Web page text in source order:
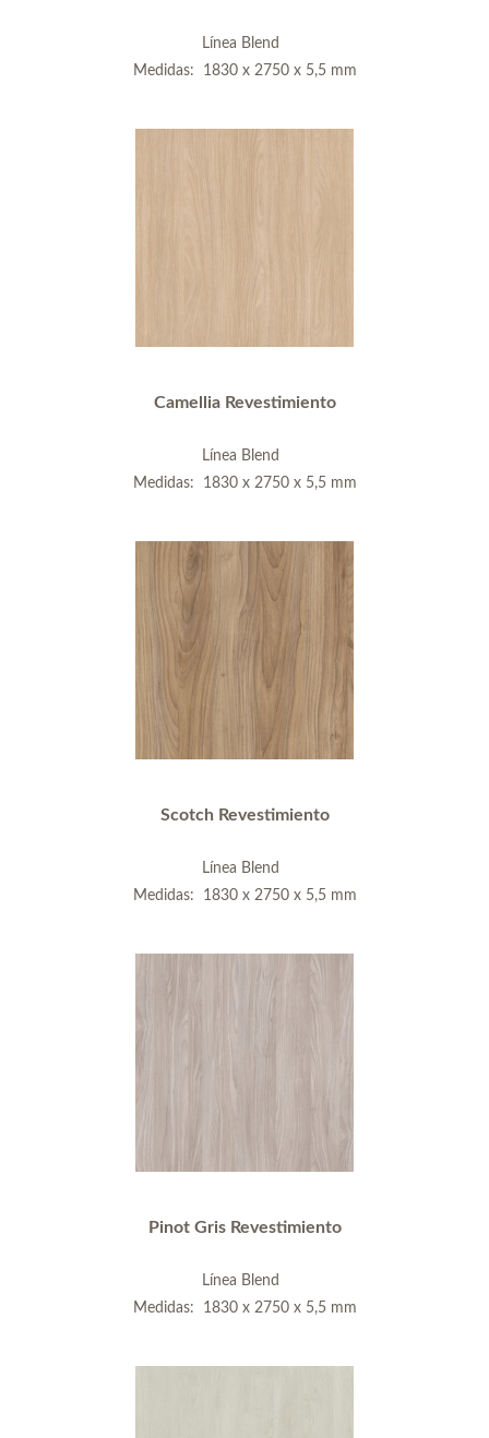
Línea Blend
Medidas: 1830 x 2750 x 5,5 mm
Camellia Revestimiento
Línea Blend
Medidas: 1830 x 2750 x 5,5 mm
Scotch Revestimiento
Línea Blend
Medidas: 1830 x 2750 x 5,5 mm
Pinot Gris Revestimiento
Línea Blend
Medidas: 1830 x 2750 x 5,5 mm